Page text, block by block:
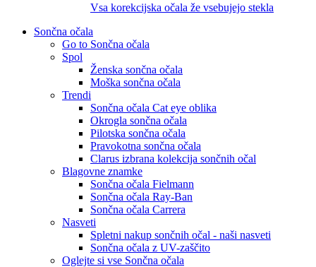
Vsa korekcijska očala že vsebujejo stekla
Sončna očala
Go to Sončna očala
Spol
Ženska sončna očala
Moška sončna očala
Trendi
Sončna očala Cat eye oblika
Okrogla sončna očala
Pilotska sončna očala
Pravokotna sončna očala
Clarus izbrana kolekcija sončnih očal
Blagovne znamke
Sončna očala Fielmann
Sončna očala Ray-Ban
Sončna očala Carrera
Nasveti
Spletni nakup sončnih očal - naši nasveti
Sončna očala z UV-zaščito
Oglejte si vse Sončna očala